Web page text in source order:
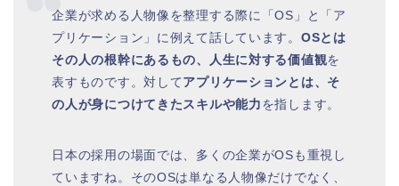
企業が求める人物像を整理する際に「OS」と「ア
プリケーション」に例えて話しています。 OSとは
その人の根幹にあるもの、人生に対する価値観を
表すものです。対してアプリケーションとは、そ
の人が身につけてきたスキルや能力を指します。
日本の採用の場面では、多くの企業がOSも重視し
ていますね。そのOSは単なる人物像だけでなく、